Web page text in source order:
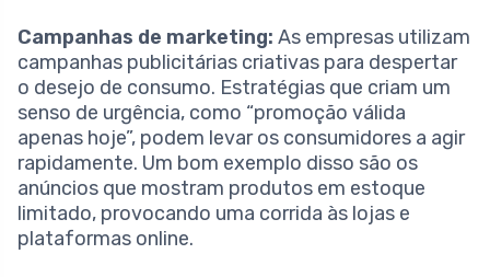
Campanhas de marketing: As empresas utilizam
campanhas publicitárias criativas para despertar
o desejo de consumo. Estratégias que criam um
senso de urgência, como “promoção válida
apenas hoje”, podem levar os consumidores a agir
rapidamente. Um bom exemplo disso são os
anúncios que mostram produtos em estoque
limitado, provocando uma corrida às lojas e
plataformas online.